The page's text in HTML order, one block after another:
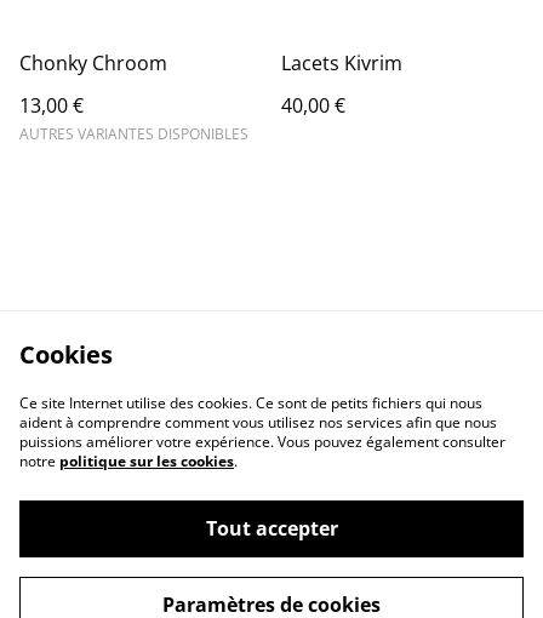
Chonky Chroom
13,00 €
AUTRES VARIANTES DISPONIBLES
Lacets Kivrim
40,00 €
Cookies
Ce site Internet utilise des cookies. Ce sont de petits fichiers qui nous
aident à comprendre comment vous utilisez nos services afin que nous
puissions améliorer votre expérience. Vous pouvez également consulter
notre politique sur les cookies.
Tout accepter
Paramètres de cookies